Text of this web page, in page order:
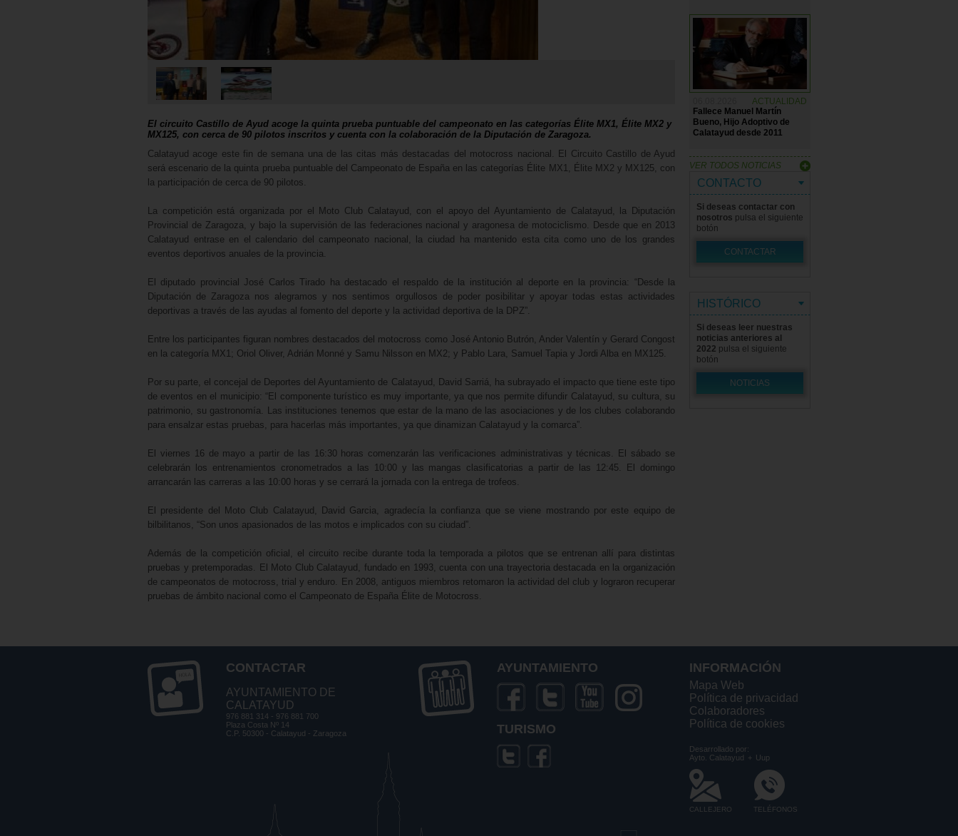
El circuito Castillo de Ayud acoge la quinta prueba puntuable del campeonato en las categorías Élite MX1, Élite MX2 y
MX125, con cerca de 90 pilotos inscritos y cuenta con la colaboración de la Diputación de Zaragoza.
Calatayud acoge este fin de semana una de las citas más destacadas del motocross nacional. El Circuito Castillo de Ayud
será escenario de la quinta prueba puntuable del Campeonato de España en las categorías Élite MX1, Élite MX2 y MX125, con
la participación de cerca de 90 pilotos.
La competición está organizada por el Moto Club Calatayud, con el apoyo del Ayuntamiento de Calatayud, la Diputación
Provincial de Zaragoza, y bajo la supervisión de las federaciones nacional y aragonesa de motociclismo. Desde que en 2013
Calatayud entrase en el calendario del campeonato nacional, la ciudad ha mantenido esta cita como uno de los grandes
eventos deportivos anuales de la provincia.
El diputado provincial José Carlos Tirado ha destacado el respaldo de la institución al deporte en la provincia: “Desde la
Diputación de Zaragoza nos alegramos y nos sentimos orgullosos de poder posibilitar y apoyar todas estas actividades
deportivas a través de las ayudas al fomento del deporte y la actividad deportiva de la DPZ”.
Entre los participantes figuran nombres destacados del motocross como José Antonio Butrón, Ander Valentín y Gerard Congost
en la categoría MX1; Oriol Oliver, Adrián Monné y Samu Nilsson en MX2; y Pablo Lara, Samuel Tapia y Jordi Alba en MX125.
Por su parte, el concejal de Deportes del Ayuntamiento de Calatayud, David Sarriá, ha subrayado el impacto que tiene este tipo
de eventos en el municipio: “El componente turístico es muy importante, ya que nos permite difundir Calatayud, su cultura, su
patrimonio, su gastronomía. Las instituciones tenemos que estar de la mano de las asociaciones y de los clubes colaborando
para ensalzar estas pruebas, para hacerlas más importantes, ya que dinamizan Calatayud y la comarca”.
El viernes 16 de mayo a partir de las 16:30 horas comenzarán las verificaciones administrativas y técnicas. El sábado se
celebrarán los entrenamientos cronometrados a las 10:00 y las mangas clasificatorias a partir de las 12:45. El domingo
arrancarán las carreras a las 10:00 horas y se cerrará la jornada con la entrega de trofeos.
El presidente del Moto Club Calatayud, David Garcia, agradecía la confianza que se viene mostrando por este equipo de
bilbilitanos, “Son unos apasionados de las motos e implicados con su ciudad”.
Además de la competición oficial, el circuito recibe durante toda la temporada a pilotos que se entrenan allí para distintas
pruebas y pretemporadas. El Moto Club Calatayud, fundado en 1993, cuenta con una trayectoria destacada en la organización
de campeonatos de motocross, trial y enduro. En 2008, antiguos miembros retomaron la actividad del club y lograron recuperar
pruebas de ámbito nacional como el Campeonato de España Élite de Motocross.
ACTUALIDAD
Fallece Manuel Martín
Bueno, Hijo Adoptivo de
Calatayud desde 2011
VER TODOS NOTICIAS
CONTACTO
Si deseas contactar con
nosotros pulsa el siguiente
botón
CONTACTAR
HISTÓRICO
Si deseas leer nuestras
noticias anteriores al
2022 pulsa el siguiente
botón
NOTICIAS
CONTACTAR
AYUNTAMIENTO DE
CALATAYUD
976 881 314 - 976 881 700
Plaza Costa Nº 14
C.P. 50300 - Calatayud - Zaragoza
AYUNTAMIENTO
TURISMO
INFORMACIÓN
Mapa Web
Política de privacidad
Colaboradores
Política de cookies
Desarrollado por:
Ayto. Calatayud + Uup
CALLEJERO TELÉFONOS